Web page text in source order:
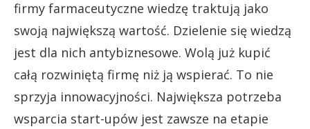
firmy farmaceutyczne wiedzę traktują jako
swoją największą wartość. Dzielenie się wiedzą
jest dla nich antybiznesowe. Wolą już kupić
całą rozwiniętą firmę niż ją wspierać. To nie
sprzyja innowacyjności. Największa potrzeba
wsparcia start-upów jest zawsze na etapie